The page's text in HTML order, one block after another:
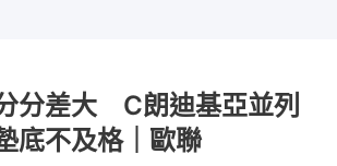
分差大 C朗迪基亞並列
不及格｜歐聯